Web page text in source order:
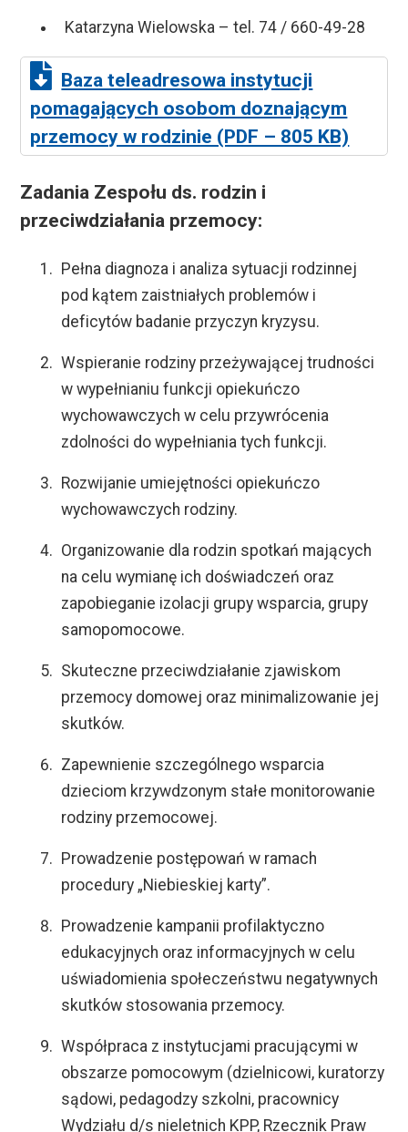
Katarzyna Wielowska – tel. 74 / 660-49-28
Baza teleadresowa instytucji
pomagających osobom doznającym
przemocy w rodzinie (PDF – 805 KB)
Zadania Zespołu ds. rodzin i
przeciwdziałania przemocy:
Pełna diagnoza i analiza sytuacji rodzinnej
pod kątem zaistniałych problemów i
deficytów badanie przyczyn kryzysu.
Wspieranie rodziny przeżywającej trudności
w wypełnianiu funkcji opiekuńczo
wychowawczych w celu przywrócenia
zdolności do wypełniania tych funkcji.
Rozwijanie umiejętności opiekuńczo
wychowawczych rodziny.
Organizowanie dla rodzin spotkań mających
na celu wymianę ich doświadczeń oraz
zapobieganie izolacji grupy wsparcia, grupy
samopomocowe.
Skuteczne przeciwdziałanie zjawiskom
przemocy domowej oraz minimalizowanie jej
skutków.
Zapewnienie szczególnego wsparcia
dzieciom krzywdzonym stałe monitorowanie
rodziny przemocowej.
Prowadzenie postępowań w ramach
procedury „Niebieskiej karty”.
Prowadzenie kampanii profilaktyczno
edukacyjnych oraz informacyjnych w celu
uświadomienia społeczeństwu negatywnych
skutków stosowania przemocy.
Współpraca z instytucjami pracującymi w
obszarze pomocowym (dzielnicowi, kuratorzy
sądowi, pedagodzy szkolni, pracownicy
Wydziału d/s nieletnich KPP, Rzecznik Praw